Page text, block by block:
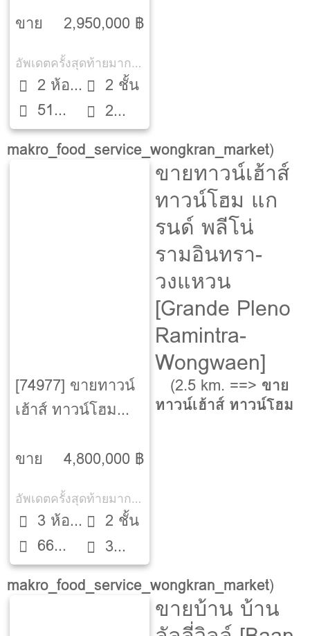
ขาย 2,950,000 ฿
อัพเดตครั้งสุดท้ายมากกว่า 30 วัน
2 ห้อง
นอน51
ตรว.
2 ชั้น
2
ห้องน้ำ
makro_food_service_wongkran_market)
[74977] ขายทาวน์
เฮ้าส์ ทาวน์โฮม
[Chaiyapruek
ขาย 4,800,000 ฿
อัพเดตครั้งสุดท้ายมากกว่า 30 วัน
3 ห้อง
นอน66
ตรว.
2 ชั้น
3
ห้องน้ำ
ขายทาวน์เฮ้าส์
ทาวน์โฮม แก
รนด์ พลีโน่
รามอินทรา-
วงแหวน
[Grande Pleno
Ramintra-
Wongwaen]
(2.5 km. ==> ขาย
ทาวน์เฮ้าส์ ทาวน์โฮม
makro_food_service_wongkran_market)
ขายบ้าน บ้าน